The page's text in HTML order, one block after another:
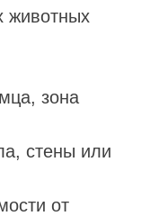
животных
зона
стены или
от